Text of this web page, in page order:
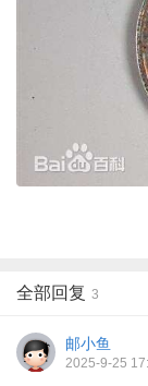
全部回复 3
邮小鱼
2025-9-25